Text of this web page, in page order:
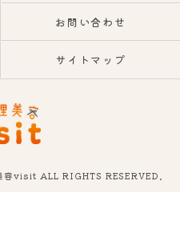
お問い合わせ
サイトマップ
容visit ALL RIGHTS RESERVED.